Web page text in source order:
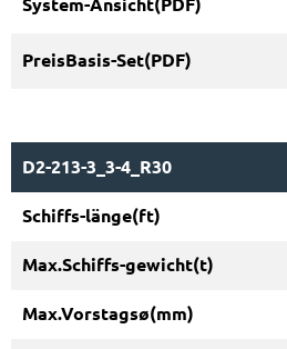
D2-213-3_3-4_R30